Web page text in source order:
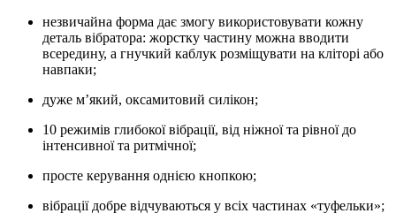
незвичайна форма дає змогу використовувати кожну
деталь вібратора: жорстку частину можна вводити
всередину, а гнучкий каблук розміщувати на кліторі або
навпаки;
дуже м’який, оксамитовий силікон;
10 режимів глибокої вібрації, від ніжної та рівної до
інтенсивної та ритмічної;
просте керування однією кнопкою;
вібрації добре відчуваються у всіх частинах «туфельки»;